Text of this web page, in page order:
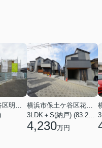
4,230万円